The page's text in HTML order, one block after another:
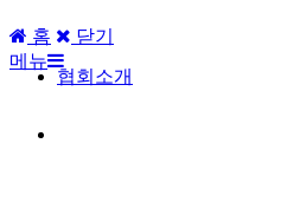
협회소개
홈
닫기
메뉴